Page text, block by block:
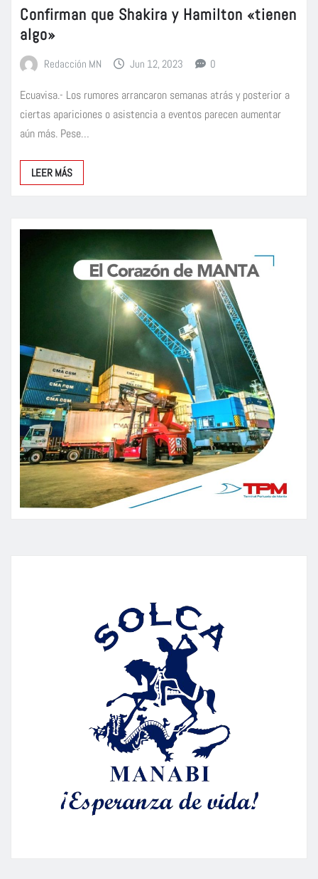
Confirman que Shakira y Hamilton «tienen
algo»
Redacción MN Jun 12, 2023 0
Ecuavisa.- Los rumores arrancaron semanas atrás y posterior a
ciertas apariciones o asistencia a eventos parecen aumentar
aún más. Pese…
LEER MÁS